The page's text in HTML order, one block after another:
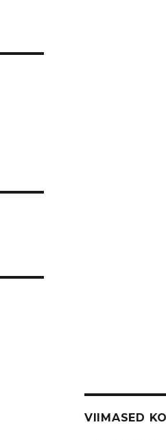
VIIMASED